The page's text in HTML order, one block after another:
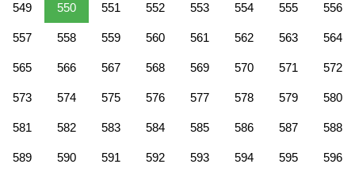
549 550 551 552 553 554 555 556
557 558 559 560 561 562 563 564
565 566 567 568 569 570 571 572
573 574 575 576 577 578 579 580
581 582 583 584 585 586 587 588
589 590 591 592 593 594 595 596